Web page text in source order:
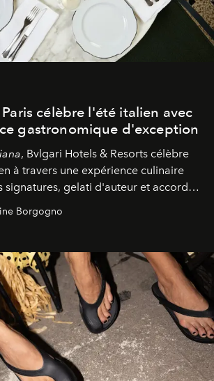
célèbre l'été italien avec
gastronomique d'exception
, Bvlgari Hotels & Resorts célèbre
à travers une expérience culinaire
signatures, gelati d'auteur et accords
un véritable voyage sensoriel.
Borgogno